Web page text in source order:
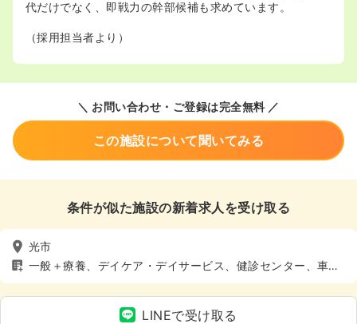
代だけでなく、即戦力の幹部候補も求めています。
（採用担当者より）
＼ お問い合わせ・ご登録は完全無料 ／
この施設について聞いてみる
条件が似た施設の新着求人を受け取る
光市
一般＋療養、デイケア・デイサービス、健診センター、車通
勤可（駐車場有）
LINEで受け取る